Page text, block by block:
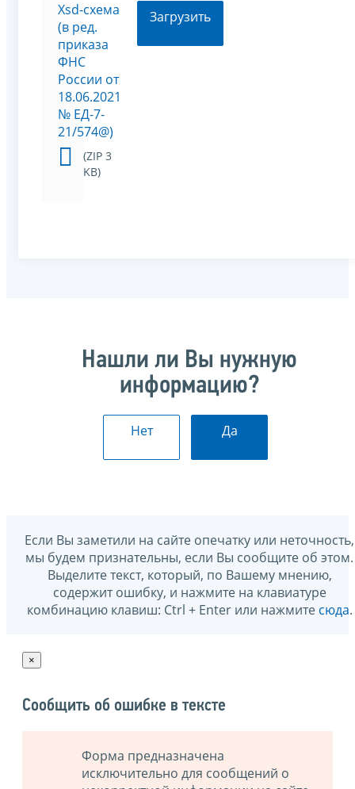
Xsd-схема
(в ред.
приказа
ФНС
России от
18.06.2021
№ ЕД-7-
21/574@)
(ZIP 3
KB)
Загрузить
Нашли ли Вы нужную
информацию?
Нет Да
Если Вы заметили на сайте опечатку или неточность,
мы будем признательны, если Вы сообщите об этом.
Выделите текст, который, по Вашему мнению,
содержит ошибку, и нажмите на клавиатуре
комбинацию клавиш: Ctrl + Enter или нажмите сюда.
×
Сообщить об ошибке в тексте
Форма предназначена
исключительно для сообщений о